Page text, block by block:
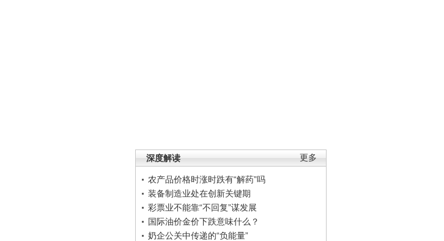
更多
深度解读
农产品价格时涨时跌有“解药”吗
装备制造业处在创新关键期
彩票业不能靠“不回复”谋发展
国际油价金价下跌意味什么？
奶企公关中传递的“负能量”